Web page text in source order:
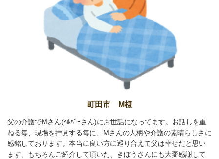
町田市 M様
父の介護でMさん(ﾍﾙﾊﾟｰさん)にお世話になってます。お話しを重
ねる毎、現場を拝見する毎に、Mさんの人柄や介護の素晴らしさに
感銘しております。本当に良い方に巡り合えて父は幸せだと思い
ます。もちろんご紹介して頂いた、きぼうさんにも大変感謝して